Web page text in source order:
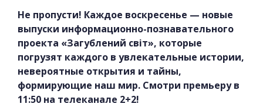
Не пропусти! Каждое воскресенье — новые
выпуски информационно-познавательного
проекта «Загублений світ», которые
погрузят каждого в увлекательные истории,
невероятные открытия и тайны,
формирующие наш мир. Смотри премьеру в
11:50 на телеканале 2+2!